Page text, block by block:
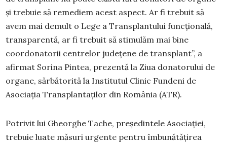
și trebuie să remediem acest aspect. Ar fi trebuit să
avem mai demult o Lege a Transplantului funcțională,
transparentă, ar fi trebuit să stimulăm mai bine
coordonatorii centrelor județene de transplant”, a
afirmat Sorina Pintea, prezentă la Ziua donatorului de
organe, sărbătorită la Institutul Clinic Fundeni de
Asociația Transplantaților din România (ATR).
Potrivit lui Gheorghe Tache, președintele Asociației,
trebuie luate măsuri urgente pentru îmbunătățirea